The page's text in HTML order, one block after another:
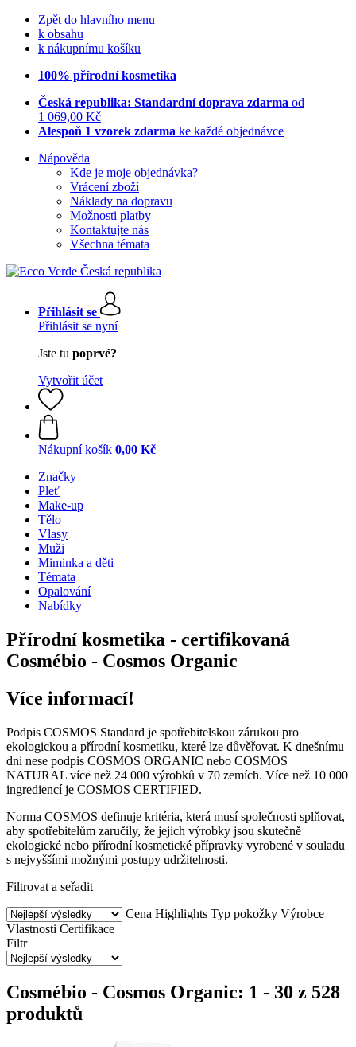
Zpět do hlavního menu
k obsahu
k nákupnímu košíku
100% přírodní kosmetika
Česká republika: Standardní doprava zdarma od
1 069,00 Kč
Alespoň 1 vzorek zdarma ke každé objednávce
Nápověda
Kde je moje objednávka?
Vrácení zboží
Náklady na dopravu
Možnosti platby
Kontaktujte nás
Všechna témata
Přihlásit se
Přihlásit se nyní
Jste tu poprvé?
Vytvořit účet
Nákupní košík 0,00 Kč
Značky
Pleť
Make-up
Tělo
Vlasy
Muži
Miminka a děti
Témata
Opalování
Nabídky
Přírodní kosmetika - certifikovaná
Cosmébio - Cosmos Organic
Více informací!
Podpis COSMOS Standard je spotřebitelskou zárukou pro
ekologickou a přírodní kosmetiku, které lze důvěřovat. K dnešnímu
dni nese podpis COSMOS ORGANIC nebo COSMOS
NATURAL více než 24 000 výrobků v 70 zemích. Více než 10 000
ingrediencí je COSMOS CERTIFIED.
Norma COSMOS definuje kritéria, která musí společnosti splňovat,
aby spotřebitelům zaručily, že jejich výrobky jsou skutečně
ekologické nebo přírodní kosmetické přípravky vyrobené v souladu
s nejvyššími možnými postupy udržitelnosti.
Filtrovat a seřadit
Cena Highlights Typ pokožky Výrobce
Vlastnosti Certifikace
Filtr
Cosmébio - Cosmos Organic: 1 - 30 z 528
produktů